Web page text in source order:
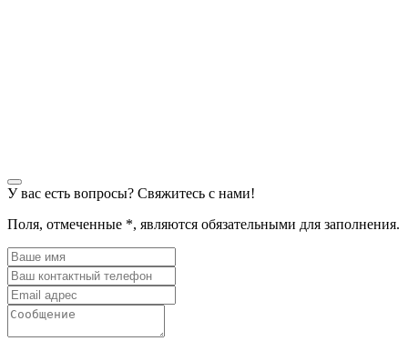
У вас есть вопросы? Свяжитесь с нами!
Поля, отмеченные *, являются обязательными для заполнения.